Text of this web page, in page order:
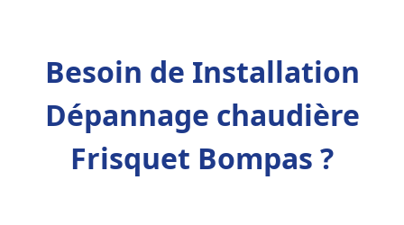
Besoin de Installation
Dépannage chaudière
Frisquet Bompas ?